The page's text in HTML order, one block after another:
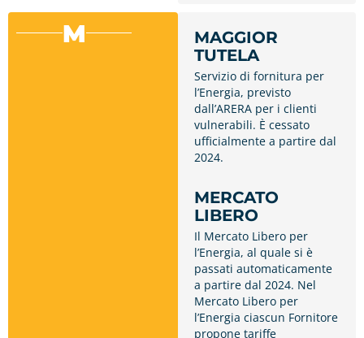
M
MAGGIOR
TUTELA
Servizio di fornitura per
l’Energia, previsto
dall’ARERA per i clienti
vulnerabili. È cessato
ufficialmente a partire dal
2024.
MERCATO
LIBERO
Il Mercato Libero per
l’Energia, al quale si è
passati automaticamente
a partire dal 2024. Nel
Mercato Libero per
l’Energia ciascun Fornitore
propone tariffe